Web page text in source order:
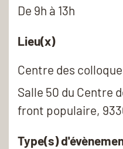
De 9h à 13h
Lieu(x)
Centre des
Salle 50 du Centre
front populaire,
Type(s)